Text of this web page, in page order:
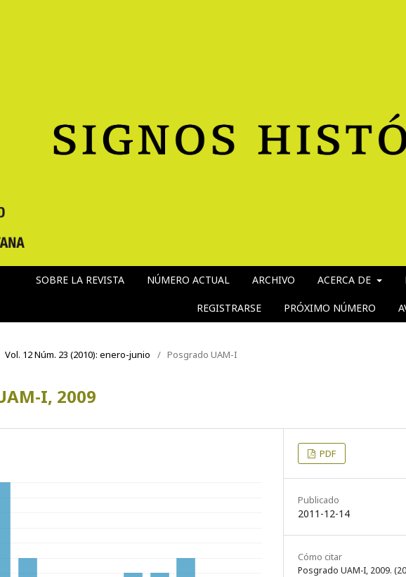
SOBRE LA REVISTA NÚMERO ACTUAL ARCHIVO ACERCA DE
REGISTRARSE PRÓXIMO NÚMERO
Vol. 12 Núm. 23 (2010): enero-junio / Posgrado UAM-I
I, 2009
PDF
Publicado
2011-12-14
Cómo citar
Posgrado UAM-I, 2009.